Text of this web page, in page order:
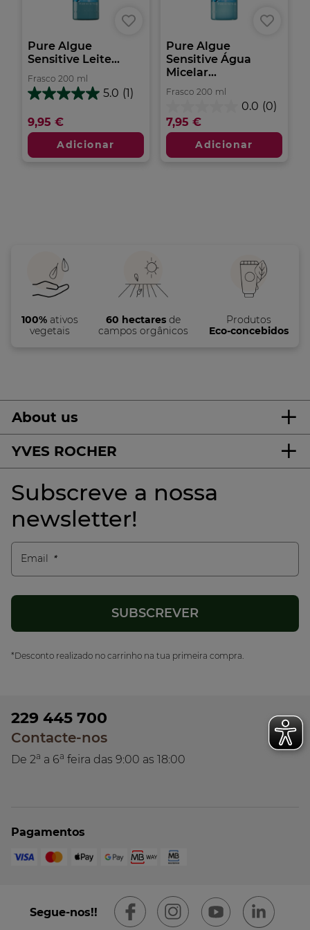
Pure Algue
Sensitive Leite...
Frasco 200 ml
5.0 (1)
5.0
5
estrelas.
análise
9,95 €
Adicionar
Pure Algue
Sensitive Água
Micelar...
Frasco 200 ml
0.0 (0)
em
5
estrelas.
7,95 €
Adicionar
100%ativos
vegetais
60 hectares de
campos orgânicos
Produtos
Eco-concebidos
About us
YVES ROCHER
Subscreve a nossa
newsletter!
Email
*Desconto realizado no carrinho na tua primeira compra.
229 445 700
Contacte-nos
De 2a a 6a feira das 9:00 as 18:00
Pagamentos
Segue-nos!!